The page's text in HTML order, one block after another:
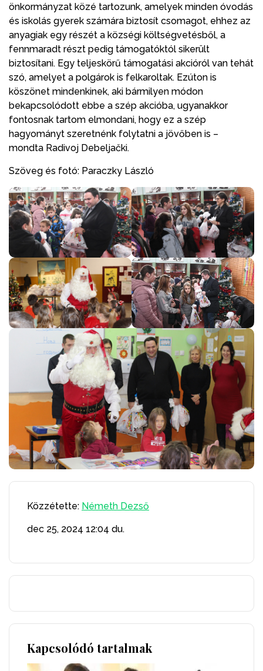
önkormányzat közé tartozunk, amelyek minden óvodás
és iskolás gyerek számára biztosít csomagot, ehhez az
anyagiak egy részét a községi költségvetésből, a
fennmaradt részt pedig támogatóktól sikerült
biztosítani. Egy teljeskörű támogatási akcióról van tehát
szó, amelyet a polgárok is felkaroltak. Ezúton is
köszönet mindenkinek, aki bármilyen módon
bekapcsolódott ebbe a szép akcióba, ugyanakkor
fontosnak tartom elmondani, hogy ez a szép
hagyományt szeretnénk folytatni a jövőben is –
mondta Radivoj Debeljački.
Szöveg és fotó: Paraczky László
Közzétette: Németh Dezső
dec 25, 2024 12:04 du.
Kapcsolódó tartalmak